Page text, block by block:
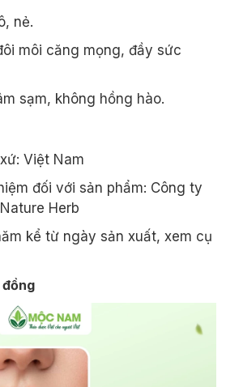
nẻ.
môi căng mọng, đầy sức
sạm, không hồng hào.
Việt Nam
đối với sản phẩm: Công ty
Herb
kể từ ngày sản xuất, xem cụ